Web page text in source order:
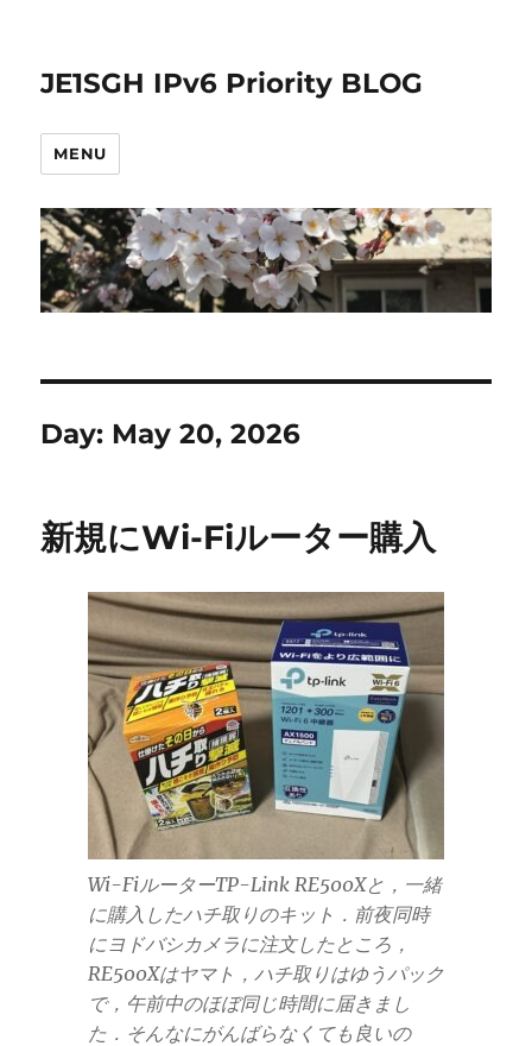
JE1SGH IPv6 Priority BLOG
MENU
Day: May 20, 2026
新規にWi-Fiルーター購入
Wi-FiルーターTP-Link RE500Xと，一緒
に購入したハチ取りのキット．前夜同時
にヨドバシカメラに注文したところ，
RE500Xはヤマト，ハチ取りはゆうパック
で，午前中のほぼ同じ時間に届きまし
た．そんなにがんばらなくても良いの